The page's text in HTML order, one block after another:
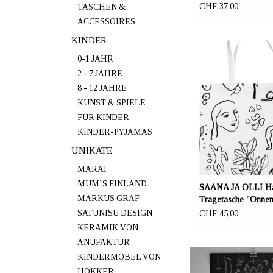
TASCHEN &
ACCESSOIRES
KINDER
0-1 JAHR
2 - 7 JAHRE
8 - 12 JAHRE
KUNST & SPIELE
FÜR KINDER
KINDER-PYJAMAS
UNIKATE
MARAI
MUM`S FINLAND
MARKUS GRAF
SATUNISU DESIGN
KERAMIK VON
ANUFAKTUR
KINDERMÖBEL VON
HOKKER
CHF 37,00
ANBIETER: mustikka.ch
Frauenfeld,
Hanf Tragetasche
weiss-schwarze Motiv
(Arkadien) stellt einen
Raum in der unruhigen
Europäischer
SAANA JA OLLI
Tragetasche
46x46 cm
CHF 45,00
ANBIETER: mustikka.ch
Frauenfeld,